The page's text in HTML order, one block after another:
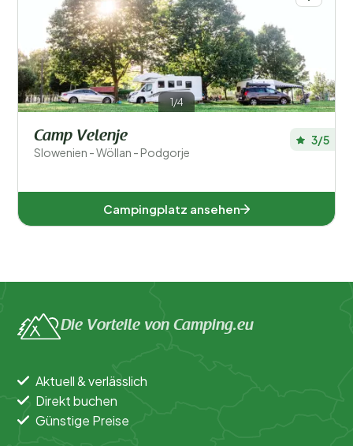
1/4
Camp Velenje
Slowenien - Wöllan - Podgorje
3/5
Campingplatz ansehen
Die Vorteile von Camping.eu
Aktuell & verlässlich
Direkt buchen
Günstige Preise